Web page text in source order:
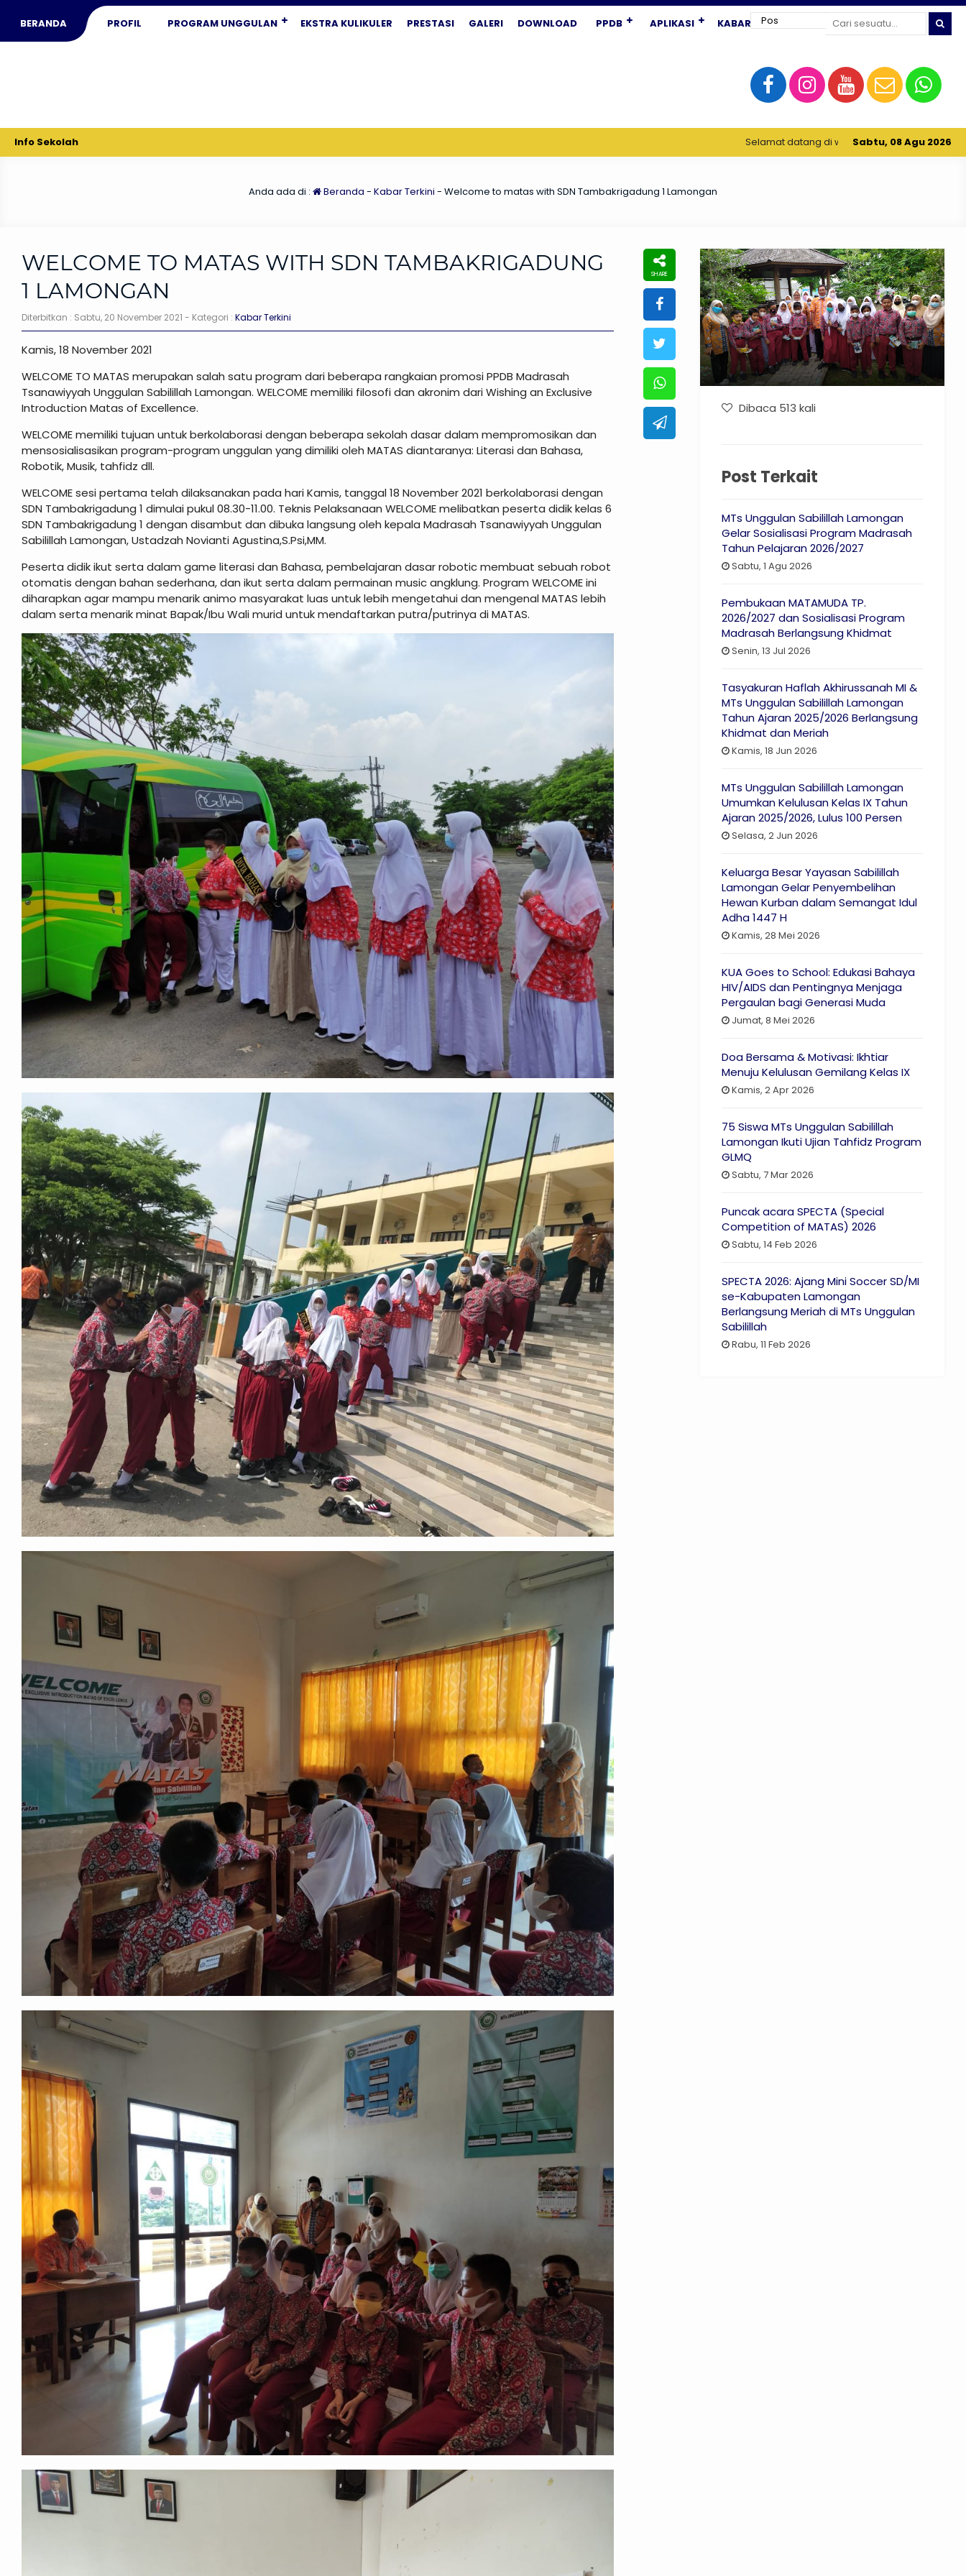
BERANDA PROFIL PROGRAM UNGGULAN EKSTRA KULIKULER PRESTASI GALERI DOWNLOAD PPDB APLIKASI KABAR TERKINI
Info Sekolah Sabtu, 08 Agu 2026
Selamat datang di website resmi MATAS (MTs Unggulan
Anda ada di : Beranda - Kabar Terkini - Welcome to matas with SDN Tambakrigadung 1 Lamongan
WELCOME TO MATAS WITH SDN TAMBAKRIGADUNG
1 LAMONGAN
Diterbitkan : Sabtu, 20 November 2021 - Kategori : Kabar Terkini
Kamis, 18 November 2021
WELCOME TO MATAS merupakan salah satu program dari beberapa rangkaian promosi PPDB Madrasah
Tsanawiyyah Unggulan Sabilillah Lamongan. WELCOME memiliki filosofi dan akronim dari Wishing an Exclusive
Introduction Matas of Excellence.
WELCOME memiliki tujuan untuk berkolaborasi dengan beberapa sekolah dasar dalam mempromosikan dan
mensosialisasikan program-program unggulan yang dimiliki oleh MATAS diantaranya: Literasi dan Bahasa,
Robotik, Musik, tahfidz dll.
WELCOME sesi pertama telah dilaksanakan pada hari Kamis, tanggal 18 November 2021 berkolaborasi dengan
SDN Tambakrigadung 1 dimulai pukul 08.30-11.00. Teknis Pelaksanaan WELCOME melibatkan peserta didik kelas 6
SDN Tambakrigadung 1 dengan disambut dan dibuka langsung oleh kepala Madrasah Tsanawiyyah Unggulan
Sabilillah Lamongan, Ustadzah Novianti Agustina,S.Psi,MM.
Peserta didik ikut serta dalam game literasi dan Bahasa, pembelajaran dasar robotic membuat sebuah robot
otomatis dengan bahan sederhana, dan ikut serta dalam permainan music angklung. Program WELCOME ini
diharapkan agar mampu menarik animo masyarakat luas untuk lebih mengetahui dan mengenal MATAS lebih
dalam serta menarik minat Bapak/Ibu Wali murid untuk mendaftarkan putra/putrinya di MATAS.
Dibaca 513 kali
Post Terkait
MTs Unggulan Sabilillah Lamongan
Gelar Sosialisasi Program Madrasah
Tahun Pelajaran 2026/2027
Sabtu, 1 Agu 2026
Pembukaan MATAMUDA TP.
2026/2027 dan Sosialisasi Program
Madrasah Berlangsung Khidmat
Senin, 13 Jul 2026
Tasyakuran Haflah Akhirussanah MI &
MTs Unggulan Sabilillah Lamongan
Tahun Ajaran 2025/2026 Berlangsung
Khidmat dan Meriah
Kamis, 18 Jun 2026
MTs Unggulan Sabilillah Lamongan
Umumkan Kelulusan Kelas IX Tahun
Ajaran 2025/2026, Lulus 100 Persen
Selasa, 2 Jun 2026
Keluarga Besar Yayasan Sabilillah
Lamongan Gelar Penyembelihan
Hewan Kurban dalam Semangat Idul
Adha 1447 H
Kamis, 28 Mei 2026
KUA Goes to School: Edukasi Bahaya
HIV/AIDS dan Pentingnya Menjaga
Pergaulan bagi Generasi Muda
Jumat, 8 Mei 2026
Doa Bersama & Motivasi: Ikhtiar
Menuju Kelulusan Gemilang Kelas IX
Kamis, 2 Apr 2026
75 Siswa MTs Unggulan Sabilillah
Lamongan Ikuti Ujian Tahfidz Program
GLMQ
Sabtu, 7 Mar 2026
Puncak acara SPECTA (Special
Competition of MATAS) 2026
Sabtu, 14 Feb 2026
SPECTA 2026: Ajang Mini Soccer SD/MI
se-Kabupaten Lamongan
Berlangsung Meriah di MTs Unggulan
Sabilillah
Rabu, 11 Feb 2026